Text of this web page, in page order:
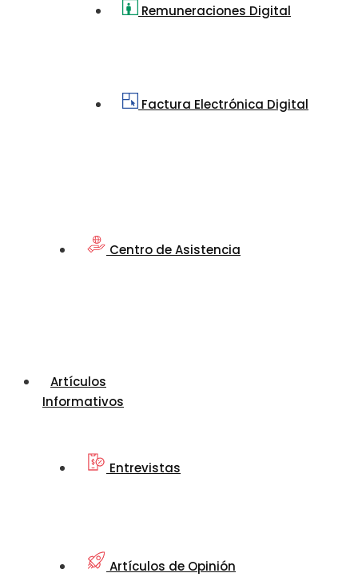
Remuneraciones Digital
Factura Electrónica Digital
Centro de Asistencia
Artículos
Informativos
Entrevistas
Artículos de Opinión